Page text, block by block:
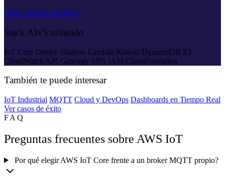
-30% consumo de agua
Stack AWS utilizado
IoT Core Device Shadow Lambda Kinesis DynamoDB S3
CloudWatch API Gateway SNS IAM CloudFormation
También te puede interesar
IoT Industrial MQTT Cloud y DevOps Dashboards en Tiempo Real
Ver casos de éxito
FAQ
Preguntas frecuentes sobre AWS IoT
Por qué elegir AWS IoT Core frente a un broker MQTT propio?